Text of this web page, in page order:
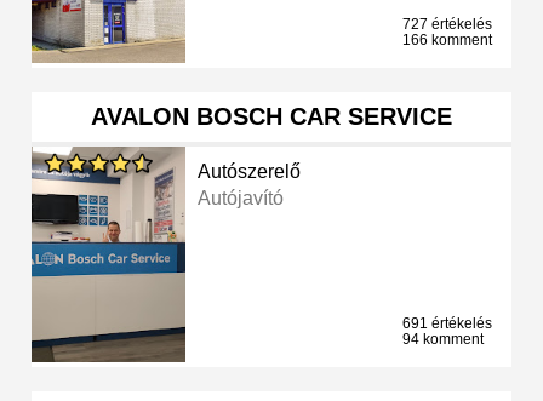
727 értékelés
166 komment
AVALON BOSCH CAR SERVICE
Autószerelő
Autójavító
691 értékelés
94 komment